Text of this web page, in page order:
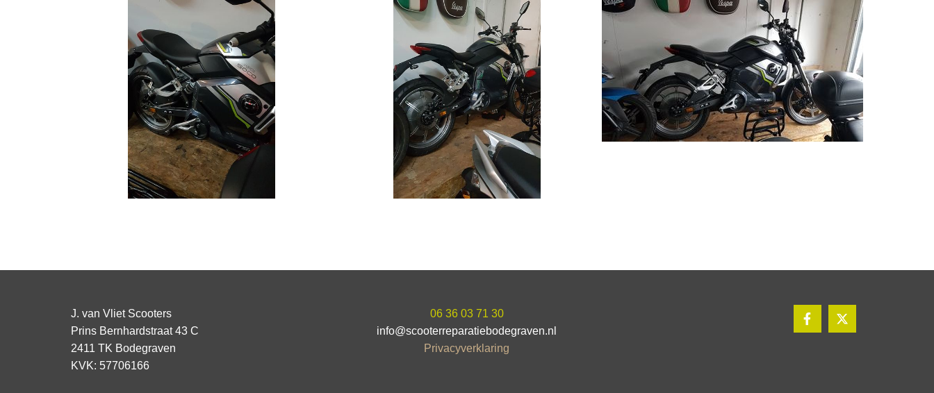
J. van Vliet Scooters
Prins Bernhardstraat 43 C
2411 TK Bodegraven
KVK: 57706166
06 36 03 71 30
info@scooterreparatiebodegraven.nl
Privacyverklaring